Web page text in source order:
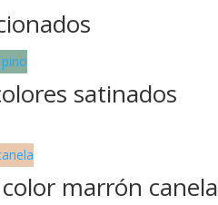
satinados
marrón canela